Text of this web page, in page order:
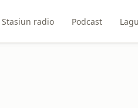
Stasiun radio Podcast